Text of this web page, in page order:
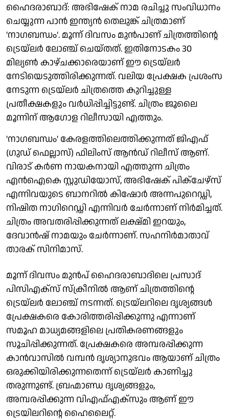
ഹൈദരാബാദ്: അഭിഷേക് നാമ രചിച്ചു സംവിധാനം
ചെയ്യുന്ന പാൻ ഇന്ത്യൻ തെലുങ്ക് ചിത്രമാണ്
'നാഗബന്ധം'. മൂന്ന് ദിവസം മുൻപാണ് ചിത്രത്തിന്റെ
ട്രെയ്‌ലർ ലോഞ്ച് ചെയ്തത്. ഇതിനോടകം 30
മില്യൺ കാഴ്ചക്കാരെയാണ് ഈ ട്രെയ്‌ലർ
നേടിയെടുത്തിരിക്കുന്നത്. വലിയ പ്രേക്ഷക പ്രശംസ
നേടുന്ന ട്രെയ്‌ലർ ചിത്രത്തെ കുറിച്ചുള്ള
പ്രതീക്ഷകളും വർധിപ്പിച്ചിട്ടുണ്ട്. ചിത്രം ജൂലൈ
മൂന്നിന് ആഗോള റിലീസായി എത്തും.
'നാഗബന്ധം' കേരളത്തിലെത്തിക്കുന്നത് ജിഎഫ്
(ഗുഡ് ഫെല്ലാസ്) ഫിലിംസ് ആൻഡ് റിലീസ് ആണ്.
വിരാട് കർണ നായകനായി എത്തുന്ന ചിത്രം
എൻഐകെ സ്റ്റുഡിയോസ്, അഭിഷേക് പിക്ചേഴ്സ്
എന്നിവയുടെ ബാനറിൽ കിഷോർ അന്നപുറെഡ്ഡി,
നിഷിത നാഗിറെഡ്ഡി എന്നിവർ ചേർന്നാണ് നിർമിച്ചത്.
ചിത്രം അവതരിപ്പിക്കുന്നത് ലക്ഷ്മി ഇറയും,
ദേവാൻഷ് നാമയും ചേർന്നാണ്. സഹനിർമാതാവ്
താരക് സിനിമാസ്.
മൂന്ന് ദിവസം മുൻപ് ഹൈദരാബാദിലെ പ്രസാദ്
പിസിഎക്സ് സ്ക്രീനിൽ ആണ് ചിത്രത്തിൻ്റെ
ട്രെയ്‌ലർ ലോഞ്ച് നടന്നത്. ട്രെയ്‌ലറിലെ ദൃശ്യങ്ങൾ
പ്രേക്ഷകരെ കോരിത്തരിപ്പിക്കുന്നു എന്നാണ്
സമൂഹ മാധ്യമങ്ങളിലെ പ്രതികരണങ്ങളും
സൂചിപ്പിക്കുന്നത്. പ്രേക്ഷകരെ അമ്പരപ്പിക്കുന്ന
കാൻവാസിൽ വമ്പൻ ദൃശ്യാനുഭവം ആയാണ് ചിത്രം
ഒരുക്കിയിരിക്കുന്നതെന്ന് ട്രെയ്‌ലർ കാണിച്ചു
തരുന്നുണ്ട്. ബ്രഹ്മാണ്ഡ ദൃശ്യങ്ങളും,
അമ്പരപ്പിക്കുന്ന വിഎഫ്എക്സും ആണ് ഈ
ട്രെയിലറിൻ്റെ ഹൈലൈറ്റ്.